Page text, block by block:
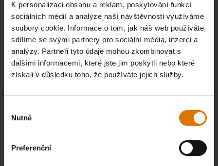
K personalizaci obsahu a reklam, poskytování funkcí
sociálních médií a analýze naší návštěvnosti využíváme
soubory cookie. Informace o tom, jak náš web používáte,
sdílíme se svými partnery pro sociální média, inzerci a
analýzy. Partneři tyto údaje mohou zkombinovat s
dalšími informacemi, které jste jim poskytli nebo které
získali v důsledku toho, že používáte jejich služby.
souhlasu
Nutné
Preferenční
EXKLUZIVNÍ PRODUKTY
Buďte první, kdo se dozví o nových a exkluzivních produktech